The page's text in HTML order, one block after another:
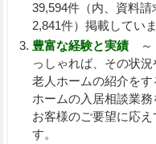
39,594件（内、資料
2,841件）掲載していま
豊富な経験と実績～
っしゃれば、その状況
老人ホームの紹介を
ホームの入居相談業
お客様のご要望に応
す。